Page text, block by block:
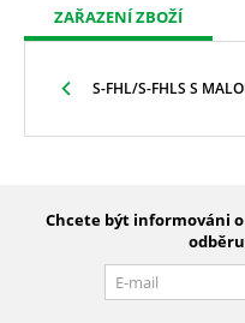
ZAŘAZENÍ ZBOŽÍ
S-FHL/S-FHLS S
Chcete být informováni